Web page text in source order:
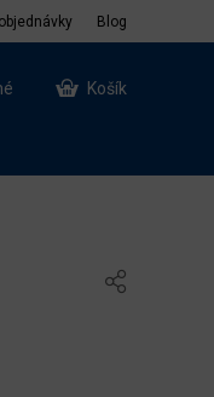
Blog
Košík